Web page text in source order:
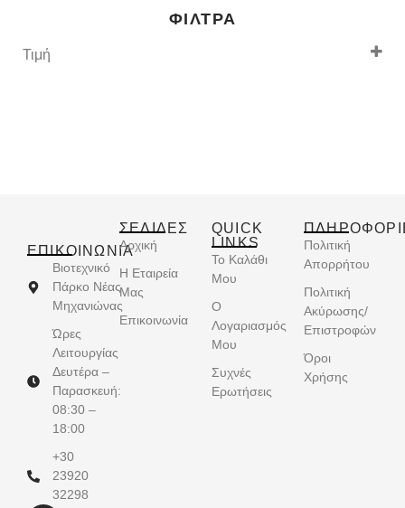
ΦΊΛΤΡΑ
Τιμή
ΕΠΙΚΟΙΝΩΝΊΑ
Βιοτεχνικό
Πάρκο Νέας
Μηχανιώνας
Ώρες
Λειτουργίας
Δευτέρα –
Παρασκευή:
08:30 –
18:00
+30
23920
32298
ΣΕΛΙΔΕΣ
Αρχική
Η Εταιρεία
Μας
Επικοινωνία
QUICK
LINKS
Το Καλάθι
Μου
Ο
Λογαριασμός
Μου
Συχνές
Ερωτήσεις
Πολιτική
Απορρήτου
Πολιτική
Ακύρωσης/
Επιστροφών
Όροι
Χρήσης